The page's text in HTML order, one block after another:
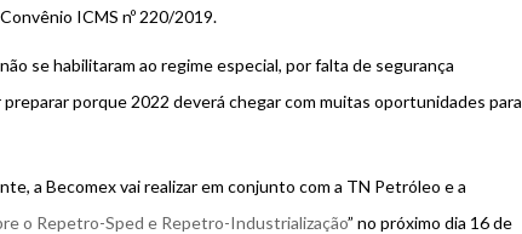
ICMS nº 220/2019.
se habilitaram ao regime especial, por falta de segurança
porque 2022 deverá chegar com muitas oportunidades para
a Becomex vai realizar em conjunto com a TN Petróleo e a
o Repetro-Sped e Repetro-Industrialização” no próximo dia 16 de